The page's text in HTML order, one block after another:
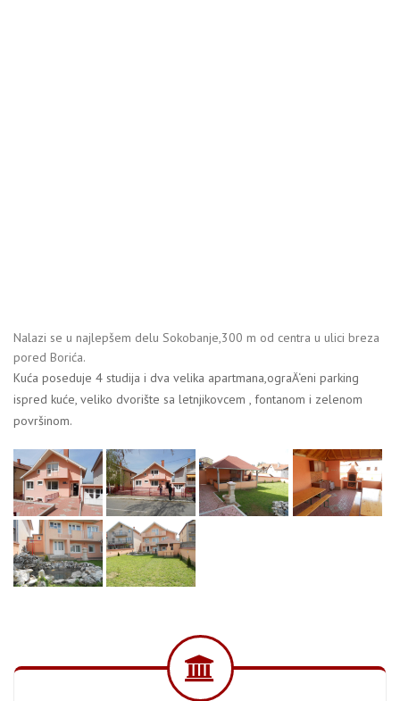
Nalazi se u najlepšem delu Sokobanje,300 m od centra u ulici breza
pored Borića.
Kuća poseduje 4 studija i dva velika apartmana,ograÄ‘eni parking
ispred kuće, veliko dvorište sa letnjikovcem , fontanom i zelenom
površinom.